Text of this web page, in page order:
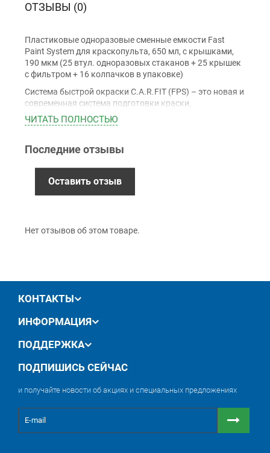
Наличными
Наложенный платеж (при получении)
Оплата картой Visa, Mastercard - LiqPay
Приватбанк
Безналичный расчет (с НДС)
Гарантия
ОТЗЫВЫ (0)
Пластиковые одноразовые сменные емкости Fast
Paint System для краскопульта, 650 мл, с крышками,
190 мкм (25 втул. одноразовых стаканов + 25 крышек
с фильтром + 16 колпачков в упаковке)
Система быстрой окраски C.A.R.FIT (FPS) – это новая и
современная система подготовки краски,
предназначенная для смешивания, розлива и
временного хранения покрытий. Она обеспечивает
обеспечивает экономию времени и материалов. FPS
и использовать остатки краски позже.
ЧИТАТЬ ПОЛНОСТЬЮ
Последние отзывы
Оставить отзыв
Нет отзывов об этом товаре.
КОНТАКТЫ
ИНФОРМАЦИЯ
ПОДДЕРЖКА
ПОДПИШИСЬ СЕЙЧАС
и получайте новости об акциях и специальных предложениях